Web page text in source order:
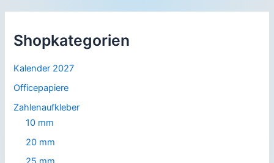
Shopkategorien
Kalender 2027
Officepapiere
Zahlenaufkleber
10 mm
20 mm